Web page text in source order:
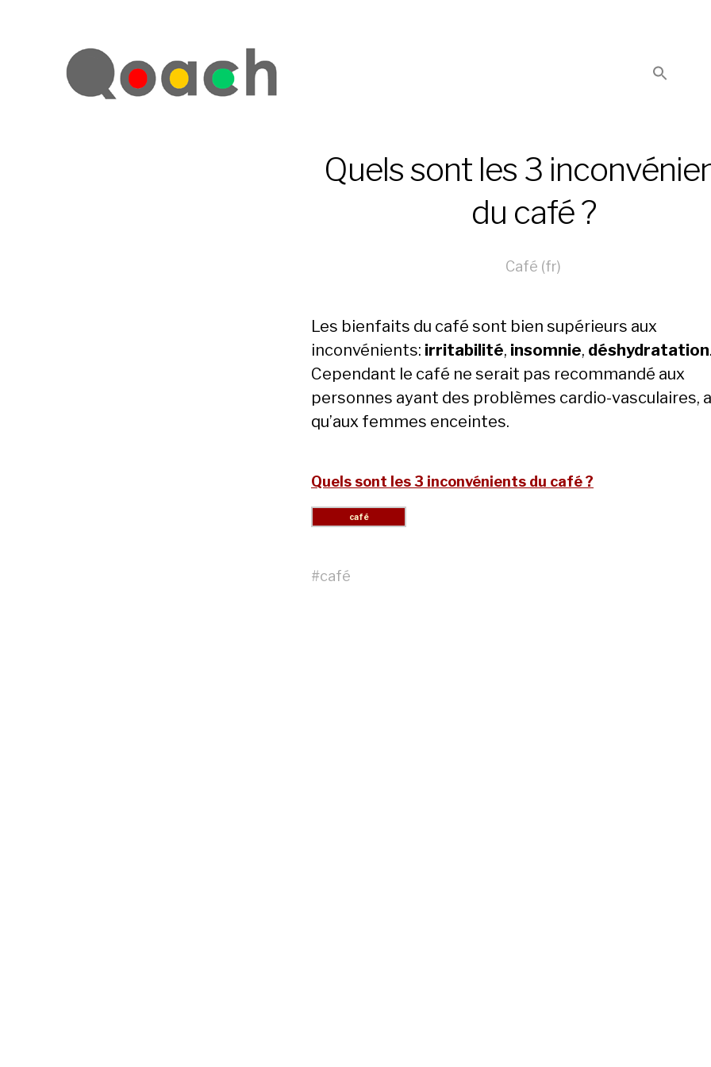
Quels sont les 3
du café ?
Café (fr)
Les bienfaits du café sont bien supérieurs aux
inconvénients: irritabilité, insomnie, déshydratation
Cependant le café ne serait pas recommandé aux
personnes ayant des problèmes cardio-vasculaires,
qu’aux femmes enceintes.
Quels sont les 3 inconvénients du café ?
#café